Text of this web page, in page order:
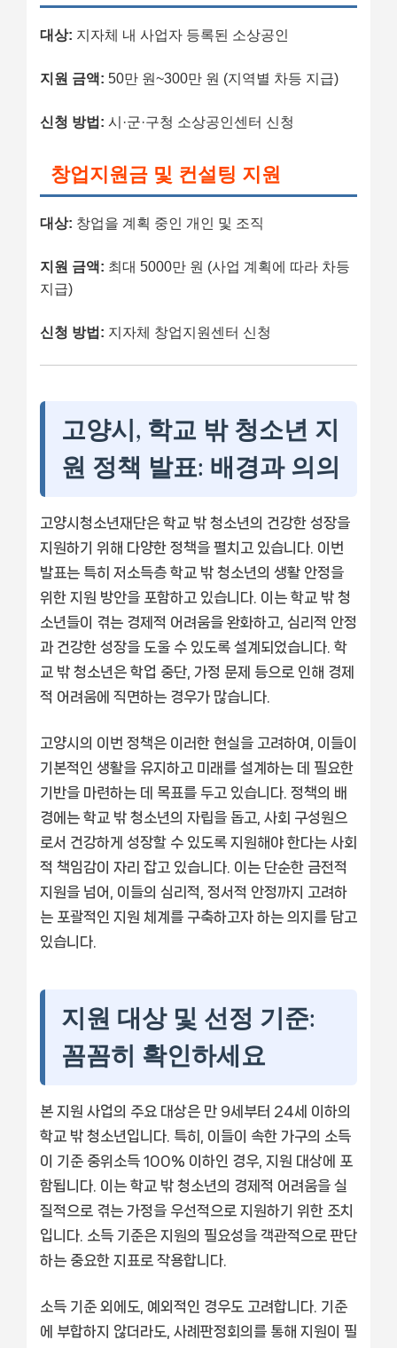
대상: 지자체 내 사업자 등록된 소상공인
지원 금액: 50만 원~300만 원 (지역별 차등 지급)
신청 방법: 시·군·구청 소상공인센터 신청
창업지원금 및 컨설팅 지원
대상: 창업을 계획 중인 개인 및 조직
지원 금액: 최대 5000만 원 (사업 계획에 따라 차등
지급)
신청 방법: 지자체 창업지원센터 신청
고양시, 학교 밖 청소년 지
원 정책 발표: 배경과 의의
고양시청소년재단은 학교 밖 청소년의 건강한 성장을
지원하기 위해 다양한 정책을 펼치고 있습니다. 이번
발표는 특히 저소득층 학교 밖 청소년의 생활 안정을
위한 지원 방안을 포함하고 있습니다. 이는 학교 밖 청
소년들이 겪는 경제적 어려움을 완화하고, 심리적 안정
과 건강한 성장을 도울 수 있도록 설계되었습니다. 학
교 밖 청소년은 학업 중단, 가정 문제 등으로 인해 경제
적 어려움에 직면하는 경우가 많습니다.
고양시의 이번 정책은 이러한 현실을 고려하여, 이들이
기본적인 생활을 유지하고 미래를 설계하는 데 필요한
기반을 마련하는 데 목표를 두고 있습니다. 정책의 배
경에는 학교 밖 청소년의 자립을 돕고, 사회 구성원으
로서 건강하게 성장할 수 있도록 지원해야 한다는 사회
적 책임감이 자리 잡고 있습니다. 이는 단순한 금전적
지원을 넘어, 이들의 심리적, 정서적 안정까지 고려하
는 포괄적인 지원 체계를 구축하고자 하는 의지를 담고
있습니다.
지원 대상 및 선정 기준:
꼼꼼히 확인하세요
본 지원 사업의 주요 대상은 만 9세부터 24세 이하의
학교 밖 청소년입니다. 특히, 이들이 속한 가구의 소득
이 기준 중위소득 100% 이하인 경우, 지원 대상에 포
함됩니다. 이는 학교 밖 청소년의 경제적 어려움을 실
질적으로 겪는 가정을 우선적으로 지원하기 위한 조치
입니다. 소득 기준은 지원의 필요성을 객관적으로 판단
하는 중요한 지표로 작용합니다.
소득 기준 외에도, 예외적인 경우도 고려합니다. 기준
에 부합하지 않더라도, 사례판정회의를 통해 지원이 필